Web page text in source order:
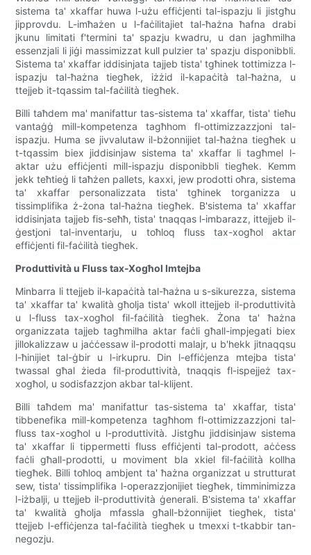
sistema ta' xkaffar huwa l-użu effiċjenti tal-ispazju li jistgħu
jipprovdu. L-imħażen u l-faċilitajiet tal-ħażna ħafna drabi
jkunu limitati f'termini ta' spazju kwadru, u dan jagħmilha
essenzjali li jiġi massimizzat kull pulzier ta' spazju disponibbli.
Sistema ta' xkaffar iddisinjata tajjeb tista' tgħinek tottimizza l-
ispazju tal-ħażna tiegħek, iżżid il-kapaċità tal-ħażna, u
ttejjeb it-tqassim tal-faċilità tiegħek.
Billi taħdem ma' manifattur tas-sistema ta' xkaffar, tista' tieħu
vantaġġ mill-kompetenza tagħhom fl-ottimizzazzjoni tal-
ispazju. Huma se jivvalutaw il-bżonnijiet tal-ħażna tiegħek u
t-tqassim biex jiddisinjaw sistema ta' xkaffar li tagħmel l-
aktar użu effiċjenti mill-ispazju disponibbli tiegħek. Kemm
jekk teħtieġ li taħżen pallets, kaxxi, jew prodotti oħra, sistema
ta' xkaffar personalizzata tista' tgħinek torganizza u
tissimplifika ż-żona tal-ħażna tiegħek. B'sistema ta' xkaffar
iddisinjata tajjeb fis-seħħ, tista' tnaqqas l-imbarazz, ittejjeb il-
ġestjoni tal-inventarju, u toħloq fluss tax-xogħol aktar
effiċjenti fil-faċilità tiegħek.
Produttività u Fluss tax-Xogħol Imtejba
Minbarra li ttejjeb il-kapaċità tal-ħażna u s-sikurezza, sistema
ta' xkaffar ta' kwalità għolja tista' wkoll ittejjeb il-produttività
u l-fluss tax-xogħol fil-faċilità tiegħek. Żona ta' ħażna
organizzata tajjeb tagħmilha aktar faċli għall-impjegati biex
jillokalizzaw u jaċċessaw il-prodotti malajr, u b'hekk jitnaqqsu
l-ħinijiet tal-ġbir u l-irkupru. Din l-effiċjenza mtejba tista'
twassal għal żieda fil-produttività, tnaqqis fl-ispejjeż tax-
xogħol, u sodisfazzjon akbar tal-klijent.
Billi taħdem ma' manifattur tas-sistema ta' xkaffar, tista'
tibbenefika mill-kompetenza tagħhom fl-ottimizzazzjoni tal-
fluss tax-xogħol u l-produttività. Jistgħu jiddisinjaw sistema
ta' xkaffar li tippermetti fluss effiċjenti tal-prodott, aċċess
faċli għall-prodotti, u moviment bla xkiel fil-faċilità kollha
tiegħek. Billi toħloq ambjent ta' ħażna organizzat u strutturat
sew, tista' tissimplifika l-operazzjonijiet tiegħek, timminimizza
l-iżbalji, u ttejjeb il-produttività ġenerali. B'sistema ta' xkaffar
ta' kwalità għolja mfassla għall-bżonnijiet tiegħek, tista'
ttejjeb l-effiċjenza tal-faċilità tiegħek u tmexxi t-tkabbir tan-
negozju.